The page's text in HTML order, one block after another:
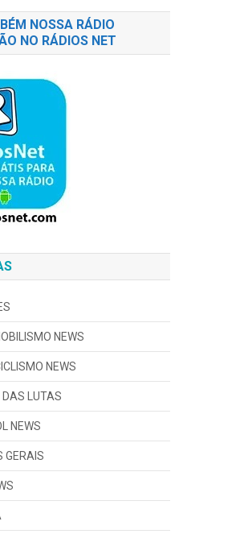
NOSSA RÁDIO
NO RÁDIOS NET
NEWS
NEWS
LUTAS
NEWS
GERAIS